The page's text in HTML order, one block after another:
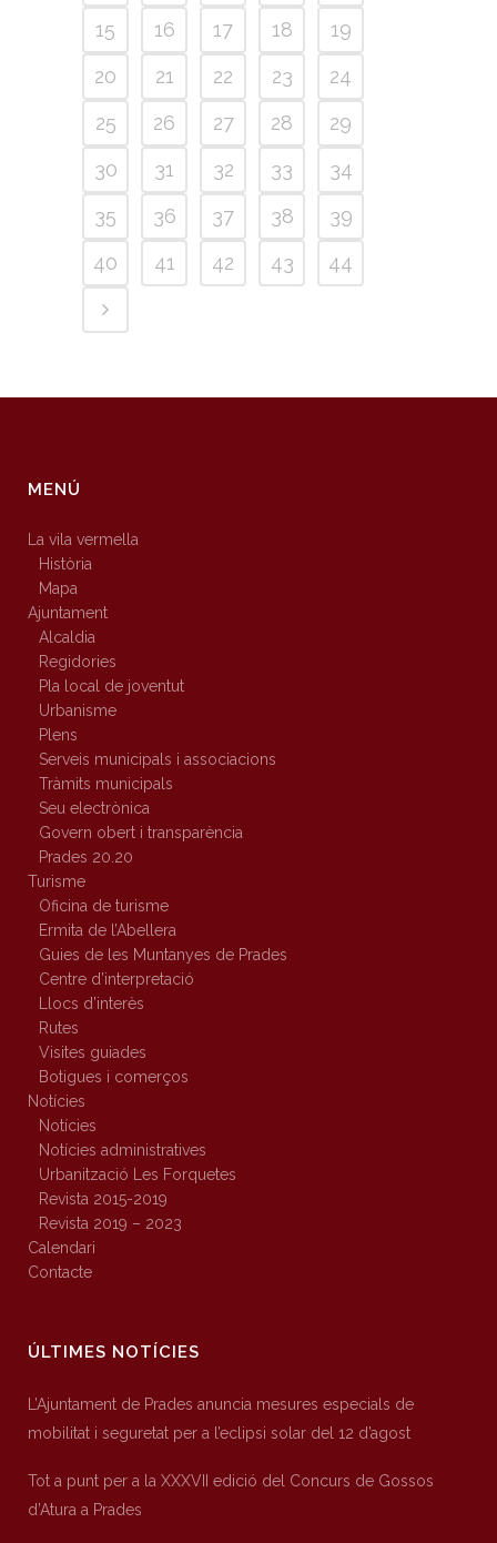
15
16 17 18
19
20
21 22 23
24
25
26 27 28
29
30
31 32 33
34
35
36 37 38
39
40
41 42 43 44
MENÚ
La vila vermella
Història
Mapa
Ajuntament
Alcaldia
Regidories
Pla local de joventut
Urbanisme
Plens
Serveis municipals i associacions
Tràmits municipals
Seu electrònica
Govern obert i transparència
Prades 20.20
Turisme
Oficina de turisme
Ermita de l’Abellera
Guies de les Muntanyes de Prades
Centre d’interpretació
Llocs d’interès
Rutes
Visites guiades
Botigues i comerços
Notícies
Notícies
Notícies administratives
Urbanització Les Forquetes
Revista 2015-2019
Revista 2019 – 2023
Calendari
Contacte
ÚLTIMES NOTÍCIES
L’Ajuntament de Prades anuncia mesures especials de
mobilitat i seguretat per a l’eclipsi solar del 12 d’agost
Tot a punt per a la XXXVII edició del Concurs de Gossos
d’Atura a Prades